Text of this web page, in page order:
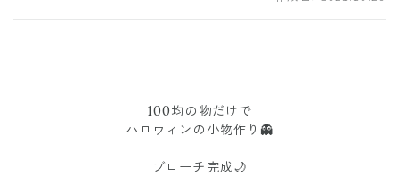
100均の物だけで
ハロウィンの小物作り👻
ブローチ完成🌙